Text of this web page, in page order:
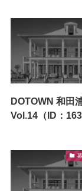
DOTOWN 和田
Vol.14（ID：163